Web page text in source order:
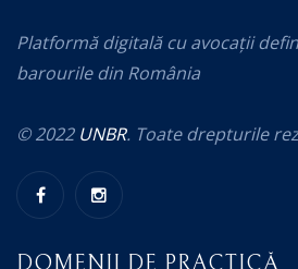
Platformă digitală cu avocații
barourile din România
© 2022 UNBR. Toate drepturile
DOMENII DE PRACTICĂ